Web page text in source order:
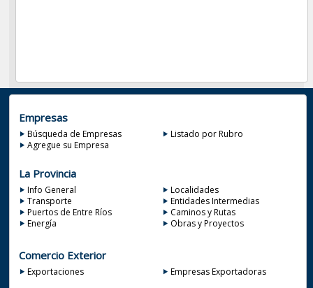
Empresas
Búsqueda de Empresas
Listado por Rubro
Agregue su Empresa
La Provincia
Info General
Localidades
Transporte
Entidades Intermedias
Puertos de Entre Ríos
Caminos y Rutas
Energía
Obras y Proyectos
Comercio Exterior
Exportaciones Empresas Exportadoras